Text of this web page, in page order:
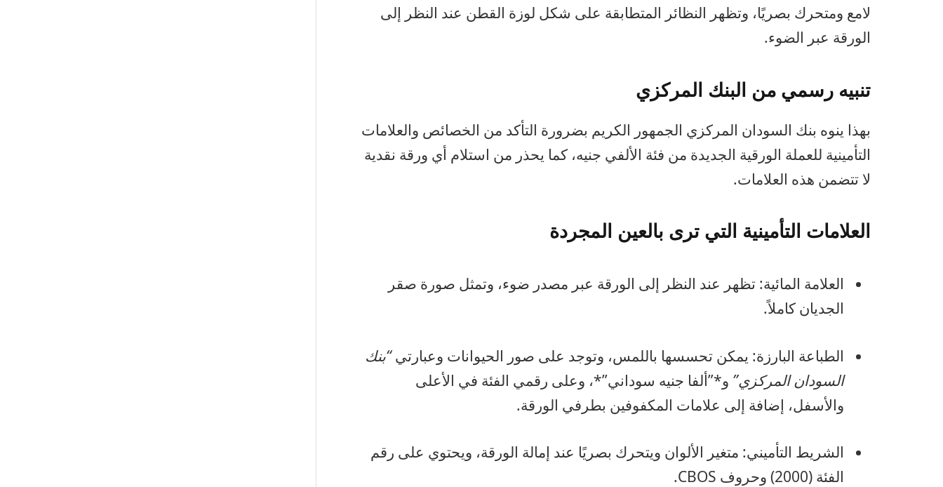
لامع ومتحرك بصريًا، وتظهر النظائر المتطابقة على شكل لوزة القطن عند النظر إلى
الورقة عبر الضوء.
تنبيه رسمي من البنك المركزي
بهذا ينوه بنك السودان المركزي الجمهور الكريم بضرورة التأكد من الخصائص والعلامات
التأمينية للعملة الورقية الجديدة من فئة الألفي جنيه، كما يحذر من استلام أي ورقة نقدية
لا تتضمن هذه العلامات.
العلامات التأمينية التي ترى بالعين المجردة
العلامة المائية: تظهر عند النظر إلى الورقة عبر مصدر ضوء، وتمثل صورة صقر
الجديان كاملاً.
الطباعة البارزة: يمكن تحسسها باللمس، وتوجد على صور الحيوانات وعبارتي“بنك
السودان المركزي” و*”ألفا جنيه سوداني”*، وعلى رقمي الفئة في الأعلى
والأسفل، إضافة إلى علامات المكفوفين بطرفي الورقة.
الشريط التأميني: متغير الألوان ويتحرك بصريًا عند إمالة الورقة، ويحتوي على رقم
الفئة (2000) وحروف CBOS.